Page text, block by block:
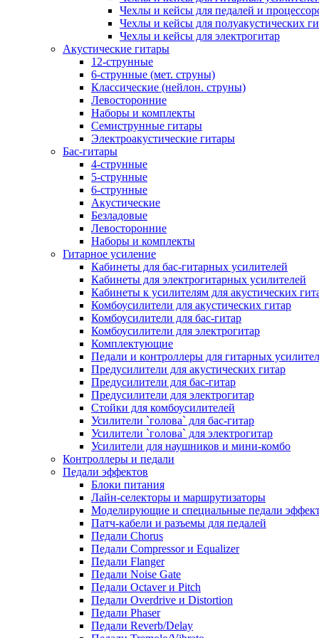
Чехлы и кейсы для педалей и
Чехлы и кейсы для полуакустических
Чехлы и кейсы для электрогитар
Акустические гитары
12-струнные
6-струнные (мет. струны)
Классические (нейлон. струны)
Левосторонние
Наборы и комплекты
Семиструнные гитары
Электроакустические гитары
Бас-гитары
4-струнные
5-струнные
6-струнные
Акустические
Безладовые
Левосторонние
Наборы и комплекты
Гитарное усиление
Кабинеты для бас-гитарных усилителей
Кабинеты для электрогитарных усилителей
Кабинеты к усилителям для акустических
Комбоусилители для акустических гитар
Комбоусилители для бас-гитар
Комбоусилители для электрогитар
Комплектующие
Педали и контроллеры для гитарных
Предусилители для акустических гитар
Предусилители для бас-гитар
Предусилители для электрогитар
Стойки для комбоусилителей
Усилители `голова` для бас-гитар
Усилители `голова` для электрогитар
Усилители для наушников и мини-комбо
Контроллеры и педали
Педали эффектов
Блоки питания
Лайн-селекторы и маршрутизаторы
Моделирующие и специальные педали
Патч-кабели и разъемы для педалей
Педали Chorus
Педали Compressor и Equalizer
Педали Flanger
Педали Noise Gate
Педали Octaver и Pitch
Педали Overdrive и Distortion
Педали Phaser
Педали Reverb/Delay